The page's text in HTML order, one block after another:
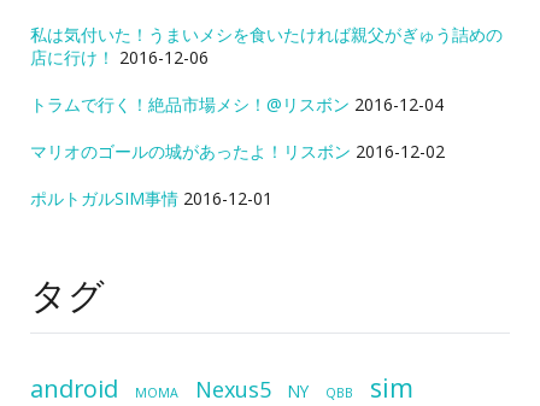
私は気付いた！うまいメシを食いたければ親父がぎゅう詰めの
店に行け！ 2016-12-06
トラムで行く！絶品市場メシ！@リスボン 2016-12-04
マリオのゴールの城があったよ！リスボン 2016-12-02
ポルトガルSIM事情 2016-12-01
タグ
android MOMA Nexus5 NY QBB sim